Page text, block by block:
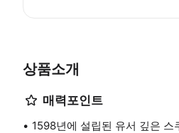
상품소개
매력포인트
1598년에 설립된 유서 깊은